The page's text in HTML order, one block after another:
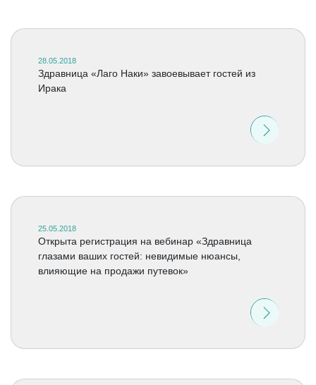
28.05.2018
Здравница «Лаго Наки» завоевывает гостей из
Ирака
25.05.2018
Открыта регистрация на вебинар «Здравница
глазами ваших гостей: невидимые нюансы,
влияющие на продажи путевок»